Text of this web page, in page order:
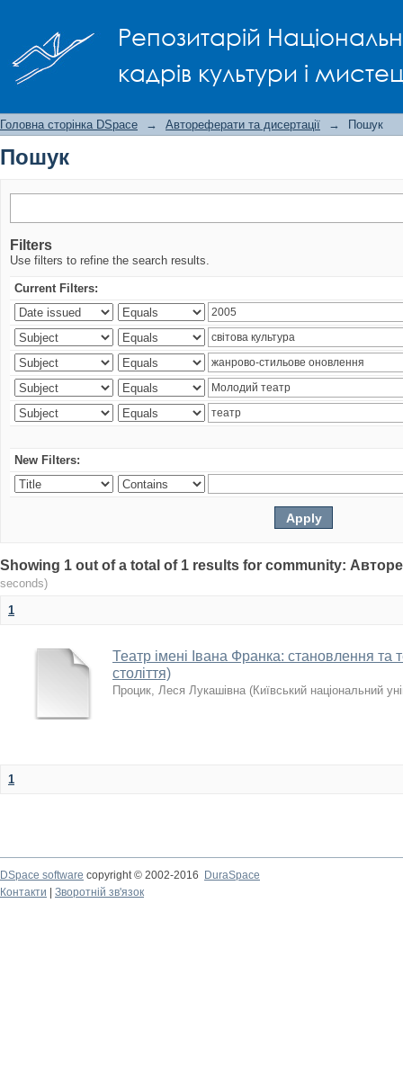
Репозитарій
кадрів культури і
Головна сторінка DSpace → Автореферати та дисертації → Пошук
Пошук
Filters
Use filters to refine the search results.
Current Filters:
New Filters:
Showing 1 out of a total of 1 results for community:
seconds)
1
Театр імені Івана Франка: становлення та
століття)
Процик, Леся Лукашівна (Київський національний
1
DSpace software copyright © 2002-2016
DuraSpace
Контакти
Зворотній зв'язок